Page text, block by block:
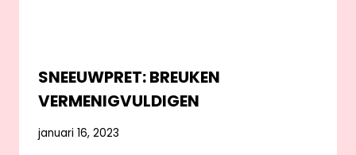
SNEEUWPRET: BREUKEN
VERMENIGVULDIGEN
januari 16, 2023